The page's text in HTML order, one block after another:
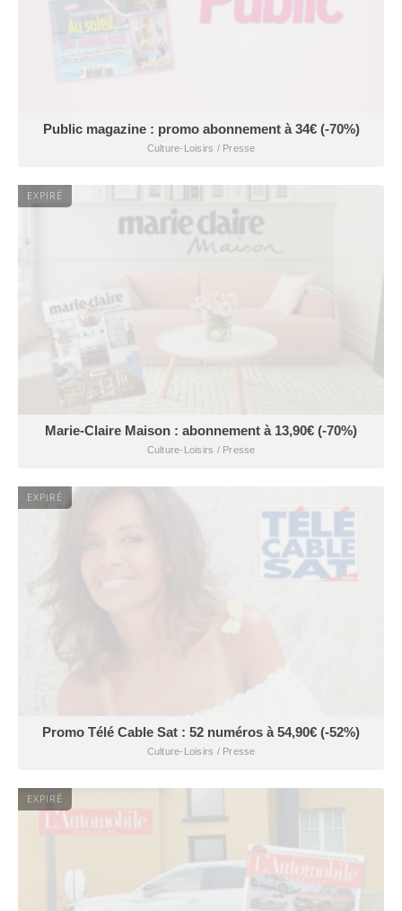
Public magazine : promo abonnement à 34€ (-70%)
Culture-Loisirs / Presse
EXPIRÉ
Marie-Claire Maison : abonnement à 13,90€ (-70%)
Culture-Loisirs / Presse
EXPIRÉ
Promo Télé Cable Sat : 52 numéros à 54,90€ (-52%)
Culture-Loisirs / Presse
EXPIRÉ